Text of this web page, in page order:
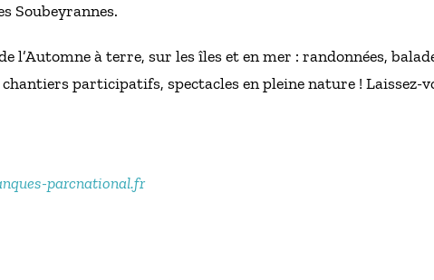
Soubeyrannes.
l’Automne à terre, sur les îles et en mer : randonnées,
participatifs, spectacles en pleine nature ! Laissez-
parcnational.fr